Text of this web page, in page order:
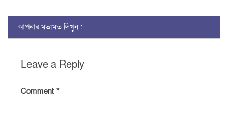
আপনার মতামত লিখুন :
Leave a Reply
Comment *